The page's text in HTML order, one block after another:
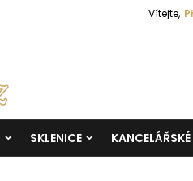
Vítejte,
SKLENICE